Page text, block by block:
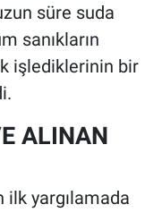
süre suda
sanıkların
işlediklerinin bir
ALINAN
yargılamada